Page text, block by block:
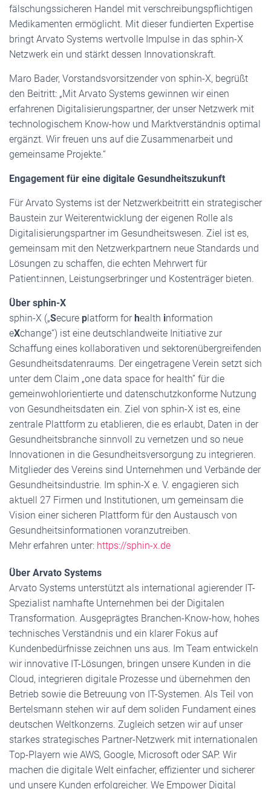
fälschungssicheren Handel mit verschreibungspflichtigen
Medikamenten ermöglicht. Mit dieser fundierten Expertise
bringt Arvato Systems wertvolle Impulse in das sphin-X
Netzwerk ein und stärkt dessen Innovationskraft.
Maro Bader, Vorstandsvorsitzender von sphin-X, begrüßt
den Beitritt: „Mit Arvato Systems gewinnen wir einen
erfahrenen Digitalisierungspartner, der unser Netzwerk mit
technologischem Know-how und Marktverständnis optimal
ergänzt. Wir freuen uns auf die Zusammenarbeit und
gemeinsame Projekte.“
Engagement für eine digitale Gesundheitszukunft
Für Arvato Systems ist der Netzwerkbeitritt ein strategischer
Baustein zur Weiterentwicklung der eigenen Rolle als
Digitalisierungspartner im Gesundheitswesen. Ziel ist es,
gemeinsam mit den Netzwerkpartnern neue Standards und
Lösungen zu schaffen, die echten Mehrwert für
Patient:innen, Leistungserbringer und Kostenträger bieten.
Über sphin-X
sphin-X („Secure platform forhealth information
eXchange“) ist eine deutschlandweite Initiative zur
Schaffung eines kollaborativen und sektorenübergreifenden
Gesundheitsdatenraums. Der eingetragene Verein setzt sich
unter dem Claim „one data space for health” für die
gemeinwohlorientierte und datenschutzkonforme Nutzung
von Gesundheitsdaten ein. Ziel von sphin-X ist es, eine
zentrale Plattform zu etablieren, die es erlaubt, Daten in der
Gesundheitsbranche sinnvoll zu vernetzen und so neue
Innovationen in die Gesundheitsversorgung zu integrieren.
Mitglieder des Vereins sind Unternehmen und Verbände der
Gesundheitsindustrie. Im sphin-X e. V. engagieren sich
aktuell 27 Firmen und Institutionen, um gemeinsam die
Vision einer sicheren Plattform für den Austausch von
Gesundheitsinformationen voranzutreiben.
Mehr erfahren unter: https://sphin-x.de
Über Arvato Systems
Arvato Systems unterstützt als international agierender IT-
Spezialist namhafte Unternehmen bei der Digitalen
Transformation. Ausgeprägtes Branchen-Know-how, hohes
technisches Verständnis und ein klarer Fokus auf
Kundenbedürfnisse zeichnen uns aus. Im Team entwickeln
wir innovative IT-Lösungen, bringen unsere Kunden in die
Cloud, integrieren digitale Prozesse und übernehmen den
Betrieb sowie die Betreuung von IT-Systemen. Als Teil von
Bertelsmann stehen wir auf dem soliden Fundament eines
deutschen Weltkonzerns. Zugleich setzen wir auf unser
starkes strategisches Partner-Netzwerk mit internationalen
Top-Playern wie AWS, Google, Microsoft oder SAP. Wir
machen die digitale Welt einfacher, effizienter und sicherer
und unsere Kunden erfolgreicher. We Empower Digital